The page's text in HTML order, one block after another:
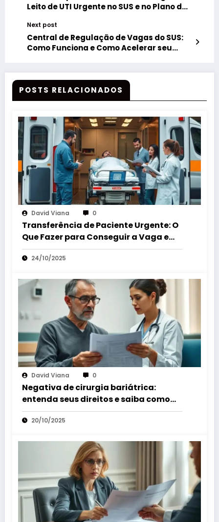
Leito de UTI Urgente no SUS e no Plano de
Next post
Central de Regulação de Vagas do SUS:
Como Funciona e Como Acelerar seu
POSTS RELACIONADOS
David Viana 0
Transferência de Paciente Urgente: O
Que Fazer para Conseguir a Vaga em
Outro Hospital.
24/10/2025
David Viana 0
Negativa de cirurgia bariátrica:
entenda seus direitos e saiba como
agir
20/10/2025